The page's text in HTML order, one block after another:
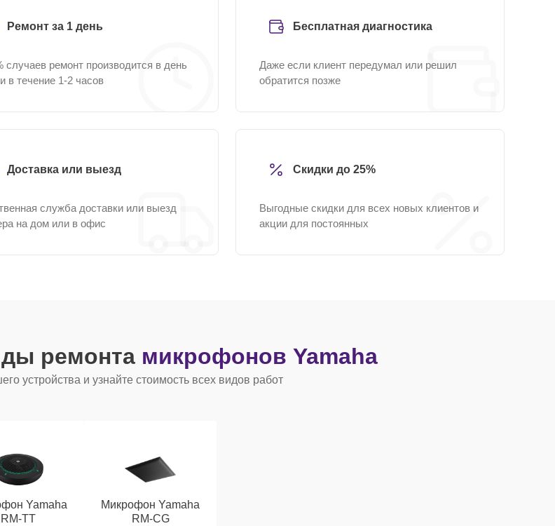
Ремонт за 1 день
случаев ремонт производится в день
в течение 1-2 часов
Бесплатная диагностика
Даже если клиент передумал или решил
обратится позже
Доставка или выезд
служба доставки или выезд
на дом или в офис
Скидки до 25%
Выгодные скидки для всех новых клиентов и
акции для постоянных
ремонта микрофонов Yamaha
устройства и узнайте стоимость всех видов работ
Yamaha
RM-TT
Микрофон Yamaha
RM-CG